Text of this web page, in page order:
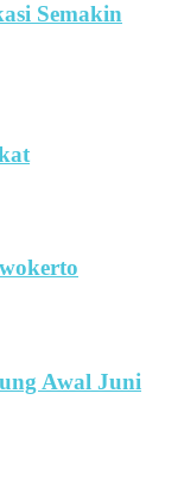
Semakin
Awal Juni